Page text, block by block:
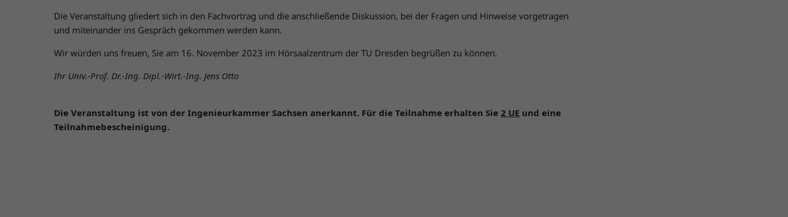
Die Veranstaltung gliedert sich in den Fachvortrag und die anschließende Diskussion, bei der Fragen und Hinweise vorgetragen
und miteinander ins Gespräch gekommen werden kann.
Wir würden uns freuen, Sie am 16. November 2023 im Hörsaalzentrum der TU Dresden begrüßen zu können.
Ihr Univ.-Prof. Dr.-Ing. Dipl.-Wirt.-Ing. Jens Otto
Die Veranstaltung ist von der Ingenieurkammer Sachsen anerkannt. Für die Teilnahme erhalten Sie 2 UE und eine
Teilnahmebescheinigung.